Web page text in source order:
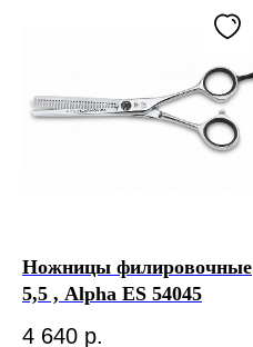
Ножницы филировочные
5,5 , Alpha ES 54045
4 640 р.